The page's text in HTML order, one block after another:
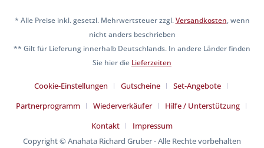
* Alle Preise inkl. gesetzl. Mehrwertsteuer zzgl.Versandkosten, wenn
nicht anders beschrieben
** Gilt für Lieferung innerhalb Deutschlands. In andere Länder finden
Sie hier die Lieferzeiten
Cookie-Einstellungen Gutscheine
Set-Angebote
Partnerprogramm
Wiederverkäufer
Hilfe / Unterstützung
Kontakt
Impressum
Copyright © Anahata Richard Gruber - Alle Rechte vorbehalten